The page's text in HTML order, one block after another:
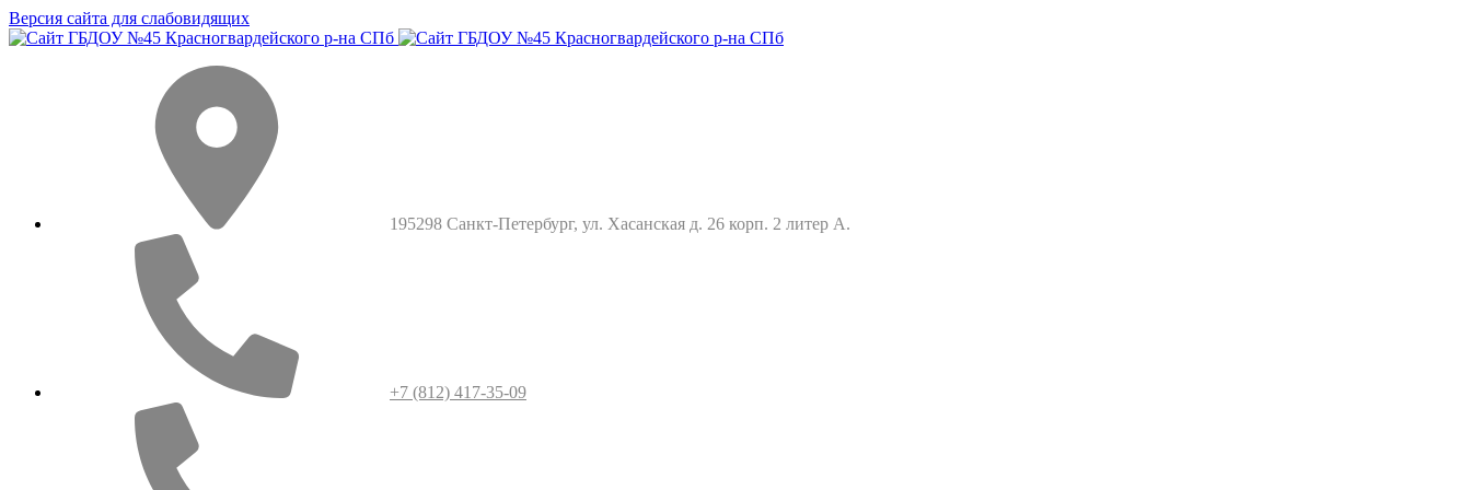
Версия сайта для слабовидящих
195298 Санкт-Петербург, ул. Хасанская д. 26 корп. 2 литер А.
+7 (812) 417-35-09